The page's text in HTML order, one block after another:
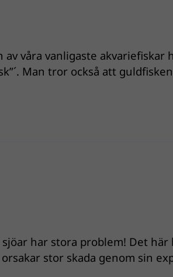
våra vanligaste akvariefiskar
Man tror också att
har stora problem! Det
stor skada genom sin